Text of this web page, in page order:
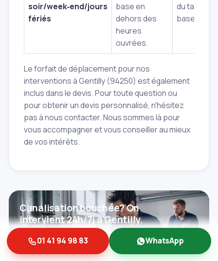
soir/week‑end/jours
fériés
base en
dehors des
heures
ouvrées.
du tarif de
base
Le forfait de déplacement pour nos
interventions à Gentilly (94250) est également
inclus dans le devis. Pour toute question ou
pour obtenir un devis personnalisé, n'hésitez
pas à nous contacter. Nous sommes là pour
vous accompagner et vous conseiller au mieux
de vos intérêts.
Canalisation bouchée? On
intervient 24h/7j à Gentilly.
Contactez‑nous 01 41 94 98 83
01 41 94 98 83 WhatsApp